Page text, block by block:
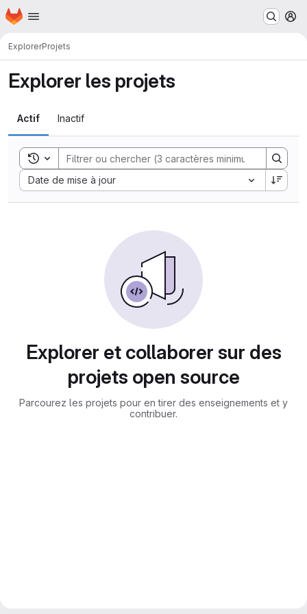
Passer au contenu principal
Page d'accueil
ExplorerProjets
Explorer les projets
Actif Inactif
Toggle search history
Date de mise à jour
Sort by:
Explorer et collaborer sur des
projets open source
Parcourez les projets pour en tirer des enseignements et y
contribuer.